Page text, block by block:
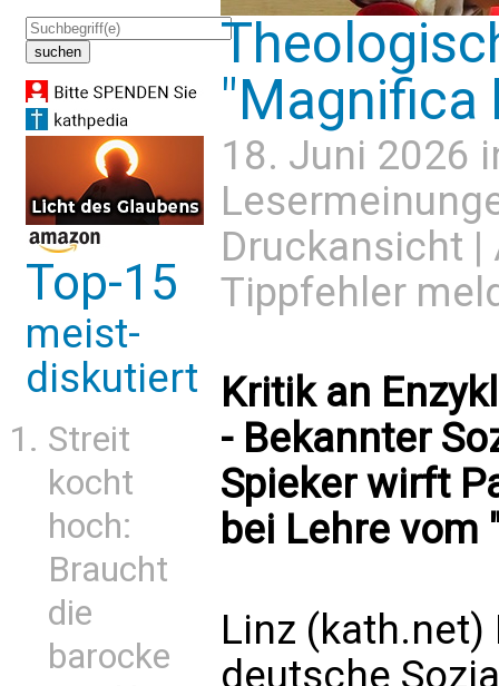
Top-15
meist-
diskutiert
Streit
kocht
hoch:
Braucht
die
barocke
"Magnifica
18. Juni 2026
Druckansicht |
Tippfehler
Kritik an
- Bekannter
Spieker wirft
bei Lehre vom
Linz
deutsche